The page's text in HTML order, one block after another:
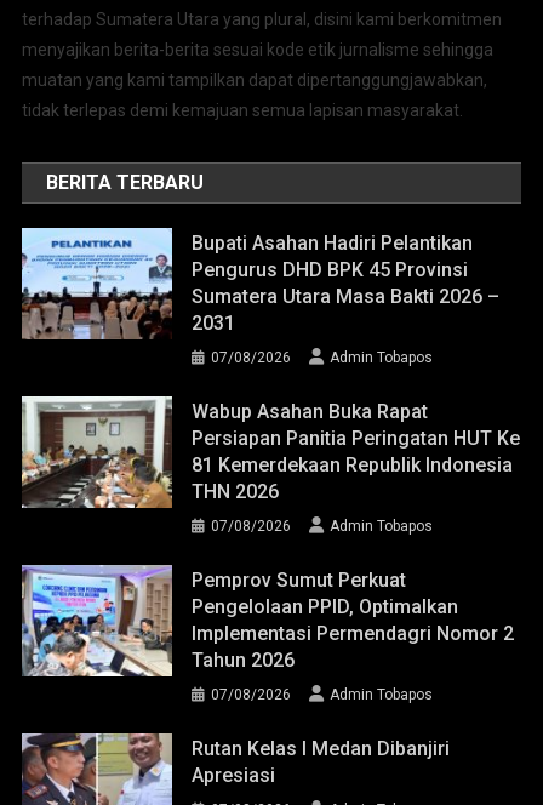
terhadap Sumatera Utara yang plural, disini kami berkomitmen
menyajikan berita-berita sesuai kode etik jurnalisme sehingga
muatan yang kami tampilkan dapat dipertanggungjawabkan,
tidak terlepas demi kemajuan semua lapisan masyarakat.
BERITA TERBARU
Bupati Asahan Hadiri Pelantikan
Pengurus DHD BPK 45 Provinsi
Sumatera Utara Masa Bakti 2026 –
2031
07/08/2026 Admin Tobapos
Wabup Asahan Buka Rapat
Persiapan Panitia Peringatan HUT Ke
81 Kemerdekaan Republik Indonesia
THN 2026
07/08/2026 Admin Tobapos
Pemprov Sumut Perkuat
Pengelolaan PPID, Optimalkan
Implementasi Permendagri Nomor 2
Tahun 2026
07/08/2026 Admin Tobapos
Rutan Kelas I Medan Dibanjiri
Apresiasi